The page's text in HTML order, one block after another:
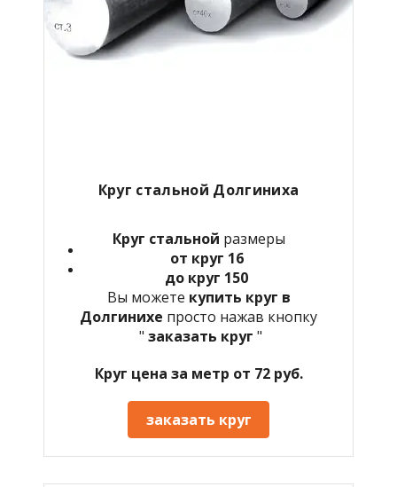
Круг стальной Долгиниха
Круг стальной размеры
от круг 16
до круг 150
Вы можете купить круг в
Долгинихе просто нажав кнопку
" заказать круг "
Круг цена за метр от 72 руб.
заказать круг